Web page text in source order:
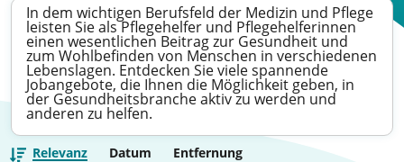
In dem wichtigen Berufsfeld der Medizin und Pflege
leisten Sie als Pflegehelfer und Pflegehelferinnen
einen wesentlichen Beitrag zur Gesundheit und
zum Wohlbefinden von Menschen in verschiedenen
Lebenslagen. Entdecken Sie viele spannende
Jobangebote, die Ihnen die Möglichkeit geben, in
der Gesundheitsbranche aktiv zu werden und
anderen zu helfen.
Relevanz Datum Entfernung